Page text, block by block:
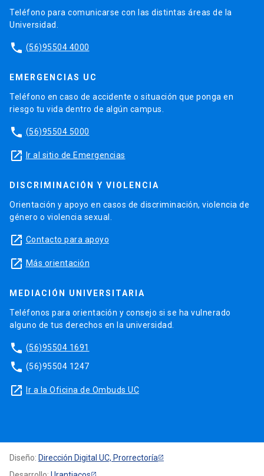
Teléfono para comunicarse con las distintas áreas de la
Universidad.
phone (56)95504 4000
EMERGENCIAS UC
Teléfono en caso de accidente o situación que ponga en
riesgo tu vida dentro de algún campus.
phone (56)95504 5000
launch Ir al sitio de Emergencias
DISCRIMINACIÓN Y VIOLENCIA
Orientación y apoyo en casos de discriminación, violencia de
género o violencia sexual.
launch Contacto para apoyo
launch Más orientación
MEDIACIÓN UNIVERSITARIA
Teléfonos para orientación y consejo si se ha vulnerado
alguno de tus derechos en la universidad.
phone (56)95504 1691
phone (56)95504 1247
launch Ir a la Oficina de Ombuds UC
Diseño: Dirección Digital UC, Prorrectoría